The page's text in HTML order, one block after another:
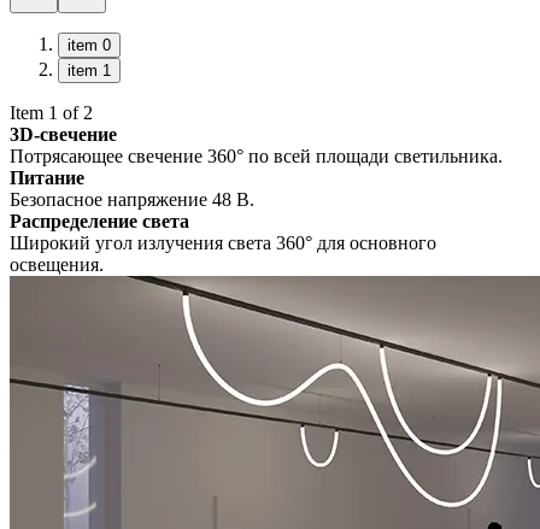
item 0
item 1
Item 1 of 2
3D-свечение
Потрясающее свечение 360° по всей площади светильника.
Питание
Безопасное напряжение 48 В.
Распределение света
Широкий угол излучения света 360° для основного
освещения.